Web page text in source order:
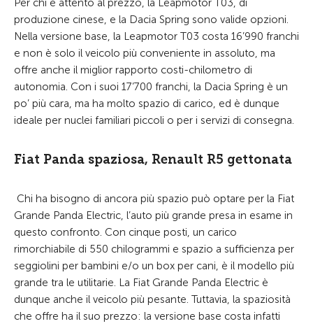
Per chi è attento al prezzo, la Leapmotor T03, di
produzione cinese, e la Dacia Spring sono valide opzioni.
Nella versione base, la Leapmotor T03 costa 16’990 franchi
e non è solo il veicolo più conveniente in assoluto, ma
offre anche il miglior rapporto costi-chilometro di
autonomia. Con i suoi 17’700 franchi, la Dacia Spring è un
po’ più cara, ma ha molto spazio di carico, ed è dunque
ideale per nuclei familiari piccoli o per i servizi di consegna.
Fiat Panda spaziosa, Renault R5 gettonata
Chi ha bisogno di ancora più spazio può optare per la Fiat
Grande Panda Electric, l’auto più grande presa in esame in
questo confronto. Con cinque posti, un carico
rimorchiabile di 550 chilogrammi e spazio a sufficienza per
seggiolini per bambini e/o un box per cani, è il modello più
grande tra le utilitarie. La Fiat Grande Panda Electric è
dunque anche il veicolo più pesante. Tuttavia, la spaziosità
che offre ha il suo prezzo: la versione base costa infatti